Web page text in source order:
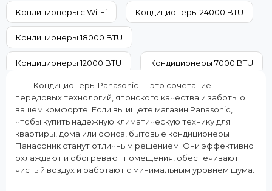
A+
Дополнительные характеристики:
2 внутренних блока
Режимы работы:
Охлаждение Обогрев
15000
Класс энергопотребления
Белый
Кондиционеры с Wi-Fi Кондиционеры 24000 BTU
Кондиционеры 18000 BTU
Кондиционеры 12000 BTU Кондиционеры 7000 BTU
Кондиционеры на 60 м² Кондиционеры на 50 м²
Кондиционеры на 40 м² Кондиционеры на 35 м²
Кондиционеры на 20 м²
Кондиционеры Panasonic — это сочетание
передовых технологий, японского качества и заботы о
вашем комфорте. Если вы ищете магазин Panasonic,
чтобы купить надежную климатическую технику для
квартиры, дома или офиса, бытовые кондиционеры
Панасоник станут отличным решением. Они эффективно
охлаждают и обогревают помещения, обеспечивают
чистый воздух и работают с минимальным уровнем шума.